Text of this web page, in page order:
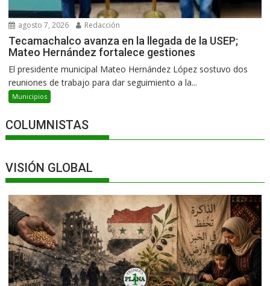
agosto 7, 2026 Redacción
Tecamachalco avanza en la llegada de la USEP;
Mateo Hernández fortalece gestiones
El presidente municipal Mateo Hernández López sostuvo dos
reuniones de trabajo para dar seguimiento a la...
Municipios
COLUMNISTAS
VISIÓN GLOBAL